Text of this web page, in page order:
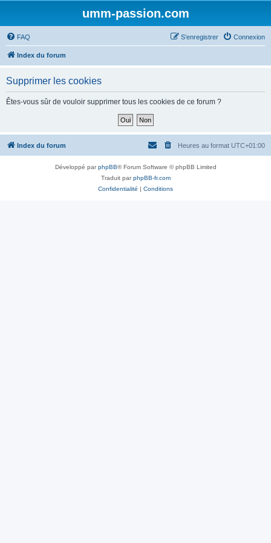
umm-passion.com
FAQ Connexion
S’enregistrer
Index du forum
Supprimer les cookies
Êtes-vous sûr de vouloir supprimer tous les cookies de ce forum ?
Index du forum Heures au format UTC+01:00
Développé parphpBB® Forum Software © phpBB Limited
Traduit parphpBB-fr.com
Confidentialité | Conditions